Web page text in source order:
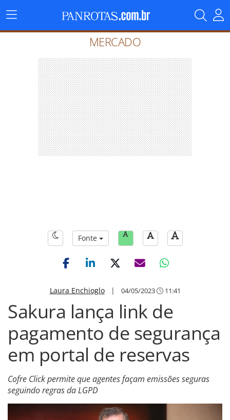
Menu
Principal
MERCADO
Fonte
Laura Enchioglo| 04/05/2023 11:41
Sakura lança link de
pagamento de segurança
em portal de reservas
Cofre Click permite que agentes façam emissões seguras
seguindo regras da LGPD